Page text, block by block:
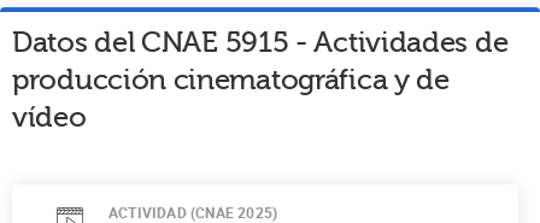
Datos del CNAE 5915 -Actividades de
producción cinematográfica y de
vídeo
ACTIVIDAD (CNAE 2025)